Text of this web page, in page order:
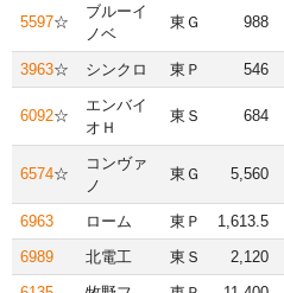
5597☆
ブルーイ
ノベ
東Ｇ 988
3963☆ シンクロ 東Ｐ 546
6092☆
エンバイ
オＨ
東Ｓ 684
6574☆
コンヴァ
ノ
東Ｇ 5,560
6963 ローム 東Ｐ 1,613.5
6989
北電工 東Ｓ 2,120